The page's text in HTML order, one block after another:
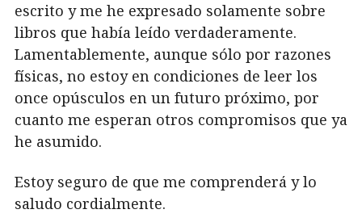
escrito y me he expresado solamente sobre
libros que había leído verdaderamente.
Lamentablemente, aunque sólo por razones
físicas, no estoy en condiciones de leer los
once opúsculos en un futuro próximo, por
cuanto me esperan otros compromisos que ya
he asumido.
Estoy seguro de que me comprenderá y lo
saludo cordialmente.